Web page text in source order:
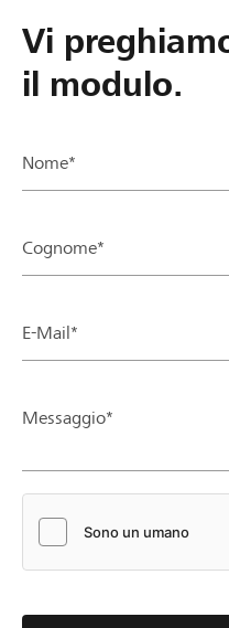
Vi
il modulo.
Nome*
Cognome*
E-Mail*
Messaggio*